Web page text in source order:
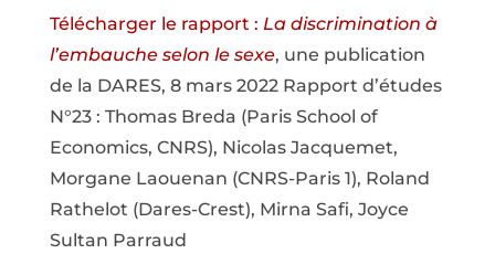
Télécharger le rapport : La discrimination à
l’embauche selon le sexe, une publication
de la DARES, 8 mars 2022 Rapport d’études
N°23 : Thomas Breda (Paris School of
Economics, CNRS), Nicolas Jacquemet,
Morgane Laouenan (CNRS-Paris 1), Roland
Rathelot (Dares-Crest), Mirna Safi, Joyce
Sultan Parraud